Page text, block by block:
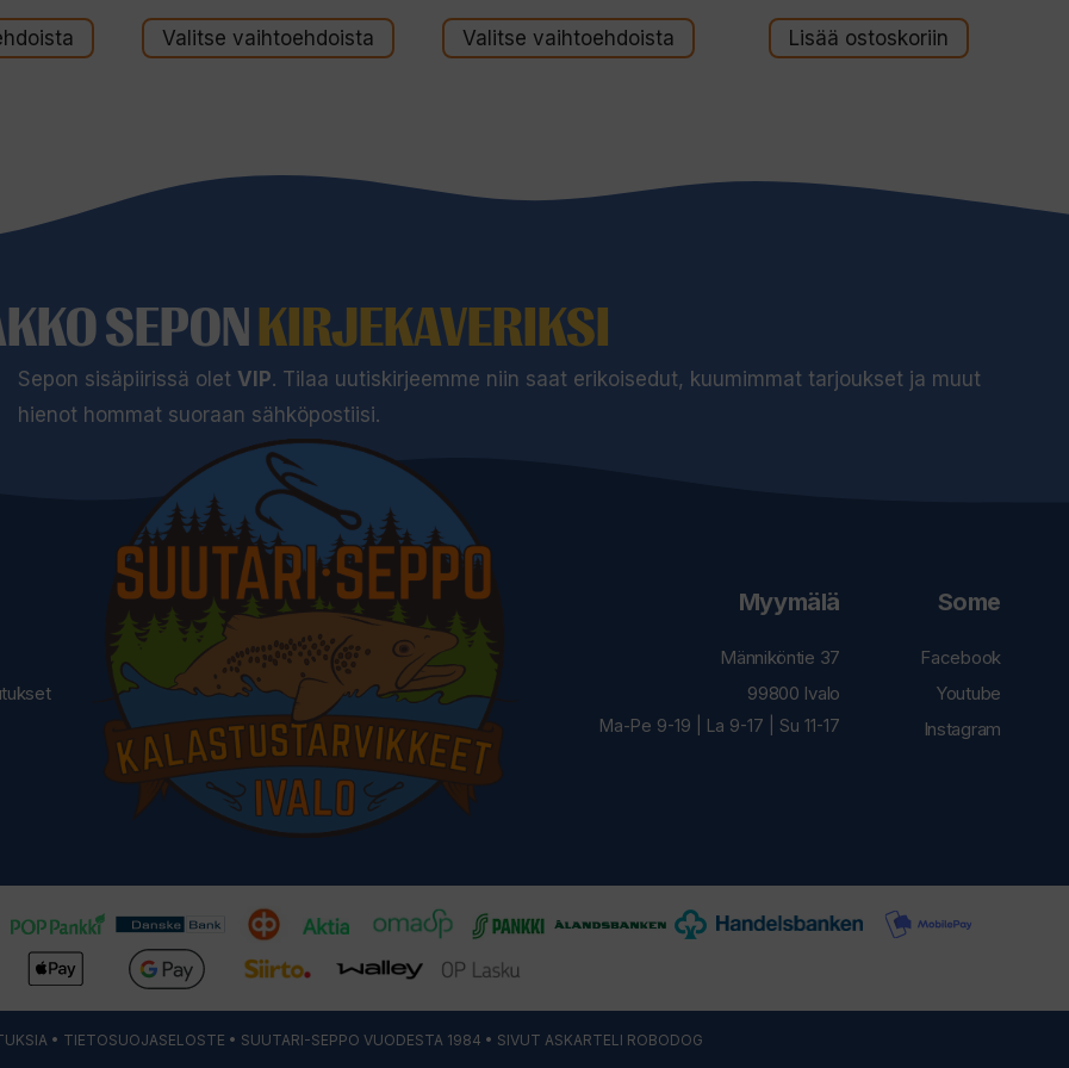
Valitse vaihtoehdoista Valitse vaihtoehdoista Lisää ostoskoriin
SEPONKIRJEKAVERIKSI
Sepon sisäpiirissä oletVIP. Tilaa uutiskirjeemme niin saat erikoisedut, kuumimmat tarjoukset ja muut
hienot hommat suoraan sähköpostiisi.
Myymälä
Männiköntie 37
99800 Ivalo
Ma-Pe 9-19 | La 9-17 | Su 11-17
Some
Facebook
Youtube
Instagram
• TIETOSUOJASELOSTE • SUUTARI-SEPPO VUODESTA 1984 • SIVUT ASKARTELI ROBODOG